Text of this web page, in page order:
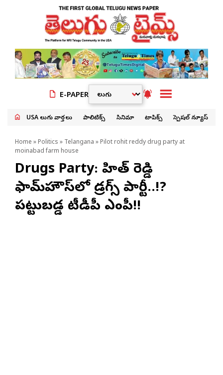
E-PAPER
USA తెలుగు వార్తలు పాలిటిక్స్ సినిమా టాపిక్స్ స్పెషల్ న్యూస్
Home » Politics » Telangana » Pilot rohit reddy drug party at
moinabad farm house
Drugs Party: రోహిత్ రెడ్డి
ఫామ్‌హౌస్‌లో డ్రగ్స్ పార్టీ..!?
పట్టుబడ్డ టీడీపీ ఎంపీ!!